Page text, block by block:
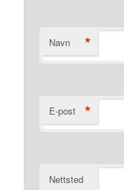
Navn *
E-post *
Nettsted